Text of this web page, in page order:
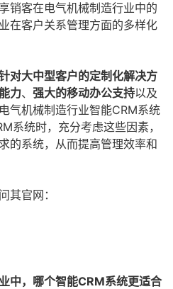
销客在电气机械制造行业中的
在客户关系管理方面的多样化
对大中型客户的定制化解决方
力、 强大的移动办公支持以及
气机械制造行业智能CRM系统
系统时，充分考虑这些因素，
的系统，从而提高管理效率和
其官网：
中，哪个智能CRM系统更适合